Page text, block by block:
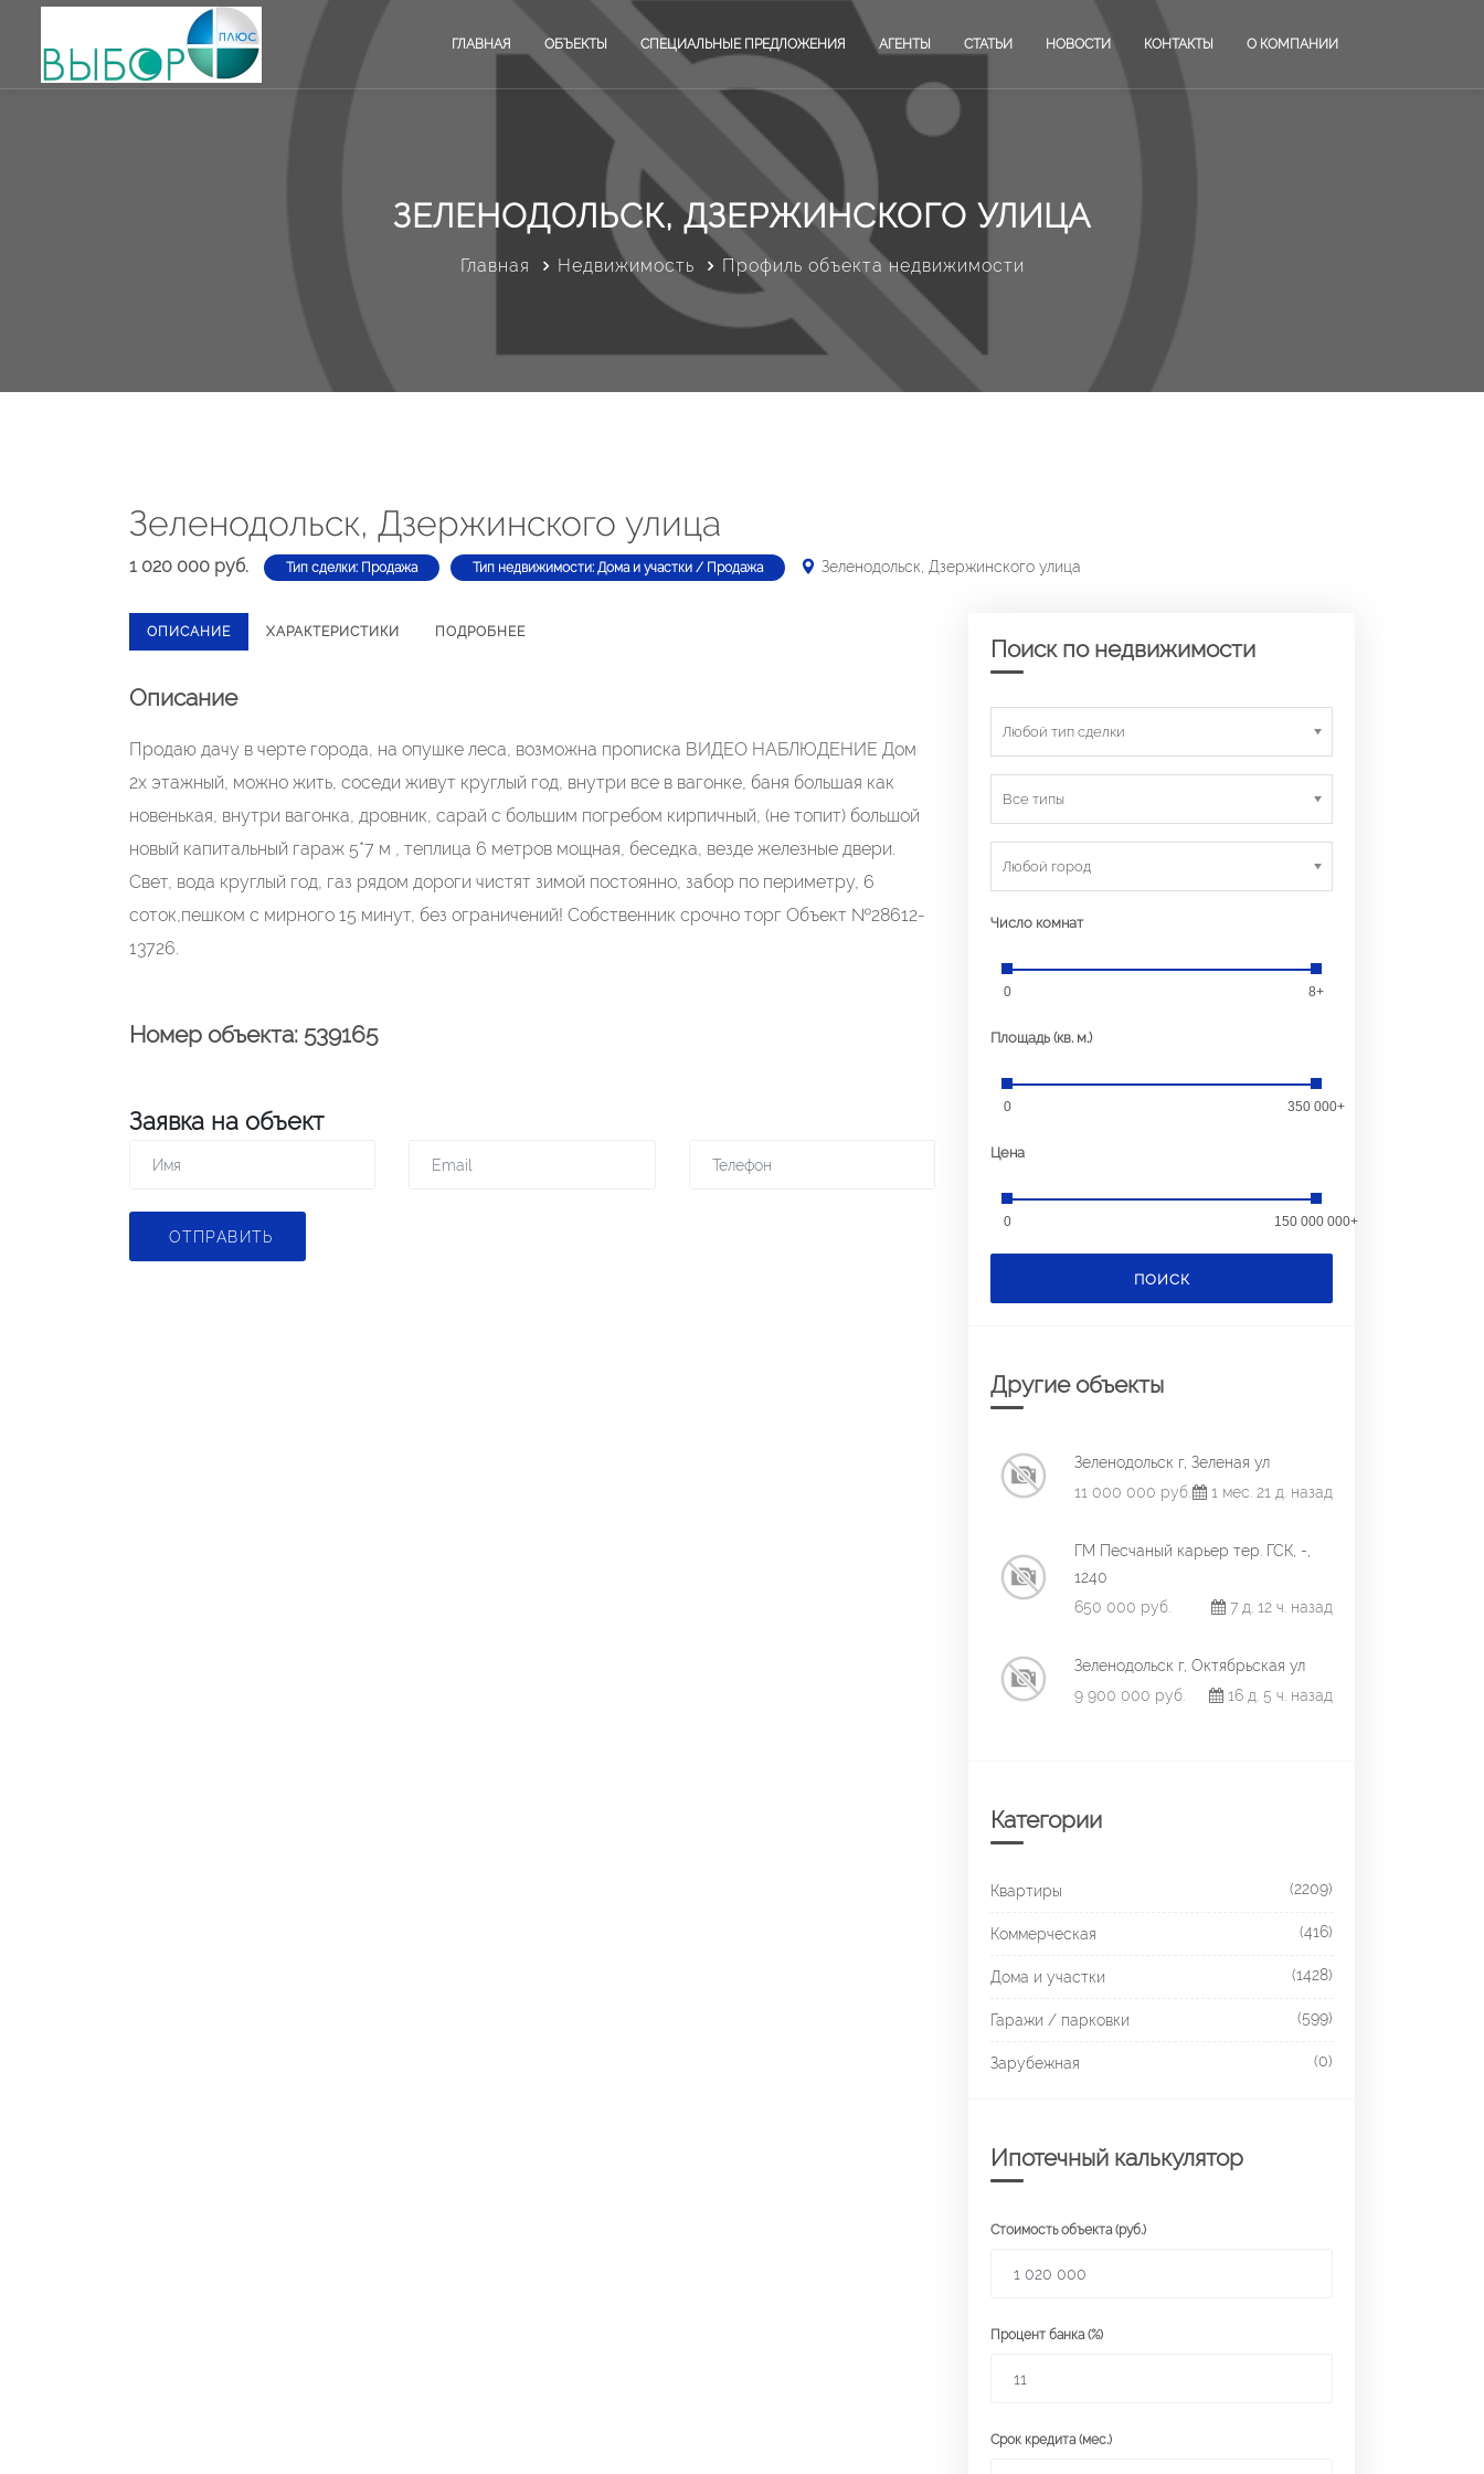
ГЛАВНАЯ ОБЪЕКТЫ СПЕЦИАЛЬНЫЕ ПРЕДЛОЖЕНИЯ АГЕНТЫ СТАТЬИ НОВОСТИ КОНТАКТЫ О КОМПАНИИ
ЗЕЛЕНОДОЛЬСК, ДЗЕРЖИНСКОГО УЛИЦА
Главная Недвижимость Профиль объекта недвижимости
Зеленодольск, Дзержинского улица
1 020 000 руб. Тип сделки: Продажа Тип недвижимости: Дома и участки / Продажа Зеленодольск, Дзержинского улица
ОПИСАНИЕ ХАРАКТЕРИСТИКИ ПОДРОБНЕЕ
Описание
Продаю дачу в черте города, на опушке леса, возможна прописка ВИДЕО НАБЛЮДЕНИЕ Дом
2х этажный, можно жить, соседи живут круглый год, внутри все в вагонке, баня большая как
новенькая, внутри вагонка, дровник, сарай с большим погребом кирпичный, (не топит) большой
новый капитальный гараж 5*7 м , теплица 6 метров мощная, беседка, везде железные двери.
Свет, вода круглый год, газ рядом дороги чистят зимой постоянно, забор по периметру, 6
соток,пешком с мирного 15 минут, без ограничений! Собственник срочно торг Объект №28612-
13726.
Номер объекта: 539165
Заявка на объект
ОТПРАВИТЬ
Поиск по недвижимости
Любой тип сделки
Все типы
Любой город
Число комнат
0 8+
Площадь (кв. м.)
0 350 000+
Цена
0 150 000 000+
ПОИСК
Другие объекты
Зеленодольск г, Зеленая ул
11 000 000 руб.
1 мес. 21 д. назад
ГМ Песчаный карьер тер. ГСК, -,
1240
650 000 руб.
7 д. 12 ч. назад
Зеленодольск г, Октябрьская ул
9 900 000 руб.
16 д. 5 ч. назад
Категории
Квартиры (2209)
Коммерческая (416)
Дома и участки (1428)
Гаражи / парковки (599)
Зарубежная (0)
Ипотечный калькулятор
Стоимость объекта (руб.)
Процент банка (%)
Срок кредита (мес.)